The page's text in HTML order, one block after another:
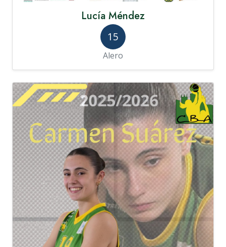
Lucía Méndez
15
Alero